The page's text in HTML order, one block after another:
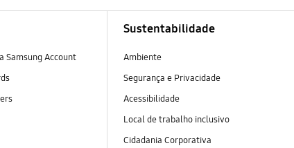
Samsung Account
Sustentabilidade
Ambiente
Segurança e Privacidade
Acessibilidade
Local de trabalho inclusivo
Cidadania Corporativa